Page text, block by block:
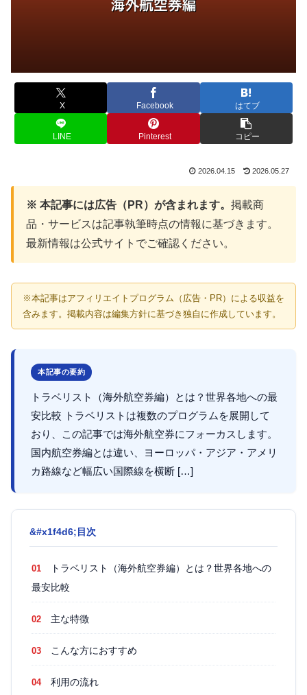
X Facebook はてブ
LINE Pinterest コピー
2026.04.15 2026.05.27
※ 本記事には広告（PR）が含まれます。 掲載商
品・サービスは記事執筆時点の情報に基づきます。
最新情報は公式サイトでご確認ください。
※本記事はアフィリエイトプログラム（広告・PR）による収益を
含みます。掲載内容は編集方針に基づき独自に作成しています。
本記事の要約
トラベリスト（海外航空券編）とは？世界各地への最
安比較 トラベリストは複数のプログラムを展開して
おり、この記事では海外航空券にフォーカスします。
国内航空券編とは違い、ヨーロッパ・アジア・アメリ
カ路線など幅広い国際線を横断 […]
目次
トラベリスト（海外航空券編）とは？世界各地への
最安比較
主な特徴
こんな方におすすめ
利用の流れ